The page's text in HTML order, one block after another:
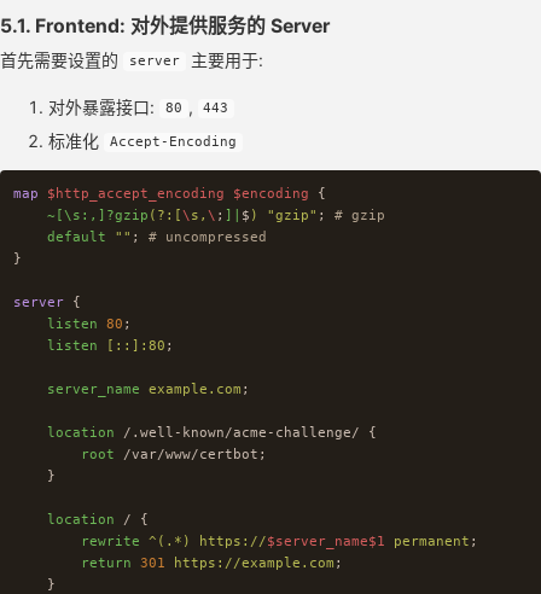
5.1. Frontend: 对外提供服务的 Server
首先需要设置的 server 主要用于:
对外暴露接口: 80 , 443
标准化 Accept-Encoding
map $http_accept_encoding $encoding
{
~[\s:,]?gzip (?:[ \ s, \ ; $ ) "gzip" ;
# gzip
default
"" ;
# uncompressed
}
server
{
listen
80 ;
listen
[::]:80 ;
server_name example.com ;
location /.well-known/acme-challenge/
{
root
/var/www/certbot ;
}
location /
{
rewrite
^(.*) https://$server_name$1 permanent ;
return
301 https://example.com ;
}